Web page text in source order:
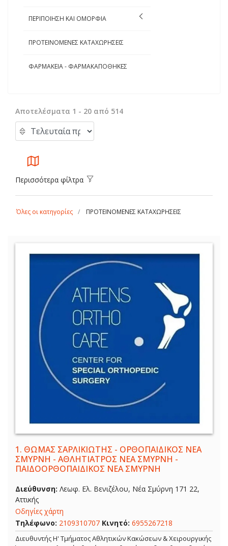
ΠΕΡΙΠΟΙΗΣΗ ΚΑΙ ΟΜΟΡΦΙΑ
ΠΡΟΤΕΙΝΟΜΕΝΕΣ ΚΑΤΑΧΩΡΗΣΕΙΣ
ΦΑΡΜΑΚΕΙΑ - ΦΑΡΜΑΚΑΠΟΘΗΚΕΣ
Αποτελέσματα 1 - 20 από 514
Περισσότερα φίλτρα
Όλες οι κατηγορίες ΠΡΟΤΕΙΝΟΜΕΝΕΣ ΚΑΤΑΧΩΡΗΣΕΙΣ
1. ΘΩΜΑΣ ΣΑΡΛΙΚΙΩΤΗΣ - ΟΡΘΟΠΑΙΔΙΚΟΣ ΝΕΑ
ΣΜΥΡΝΗ - ΑΘΛΗΤΙΑΤΡΟΣ ΝΕΑ ΣΜΥΡΝΗ -
ΠΑΙΔΟΟΡΘΟΠΑΙΔΙΚΟΣ ΝΕΑ ΣΜΥΡΝΗ
Διεύθυνση: Λεωφ. Ελ. Βενιζέλου, Νέα Σμύρνη 171 22,
Αττικής
Οδηγίες χάρτη
Τηλέφωνο: 2109310707 Κινητό: 6955267218
Διευθυντής Η' Τμήματος Αθλητικών Κακώσεων & Χειρουργικής